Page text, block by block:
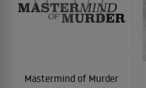
Mastermind of Murder